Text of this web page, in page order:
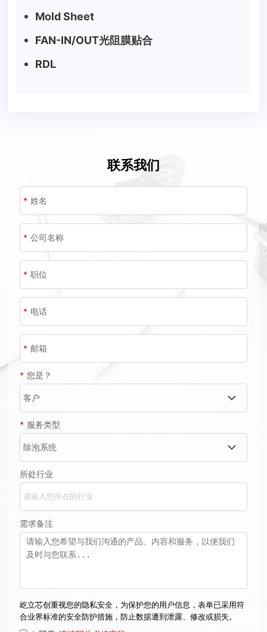
Mold Sheet
FAN-IN/OUT光阻膜贴合
RDL
联系我们
* 姓名
* 公司名称
* 职位
* 电话
* 邮箱
* 您是？
* 服务类型
所处行业
需求备注
屹立芯创重视您的隐私安全，为保护您的用户信息，表单已采用符
合业界标准的安全防护措施，防止数据遭到泄露、修改或损失。